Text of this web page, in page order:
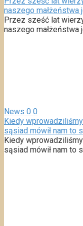
naszego małżeństwa
Przez sześć lat
naszego
News 0 0
Kiedy
sąsiad mówił nam to
Kiedy
sąsiad mówił nam to